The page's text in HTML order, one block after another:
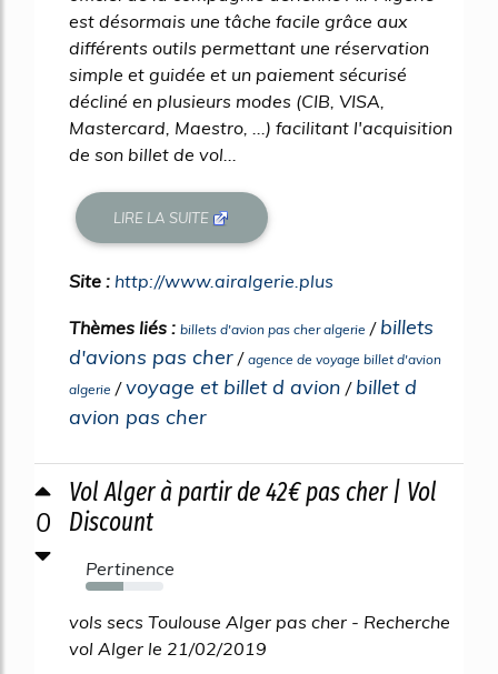
est désormais une tâche facile grâce aux
différents outils permettant une réservation
simple et guidée et un paiement sécurisé
décliné en plusieurs modes (CIB, VISA,
Mastercard, Maestro, ...) facilitant l'acquisition
de son billet de vol...
LIRE LA SUITE
Site : http://www.airalgerie.plus
Thèmes liés : billets d'avion pas cher algerie / billets
d'avions pas cher / agence de voyage billet d'avion
algerie /voyage et billet d avion / billet d
avion pas cher
0
Vol Alger à partir de 42€ pas cher | Vol
Discount
Pertinence
49%
vols secs Toulouse Alger pas cher - Recherche
vol Alger le 21/02/2019